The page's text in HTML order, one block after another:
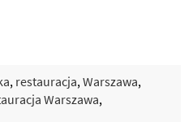
,restauracja,Warszawa,
Warszawa,